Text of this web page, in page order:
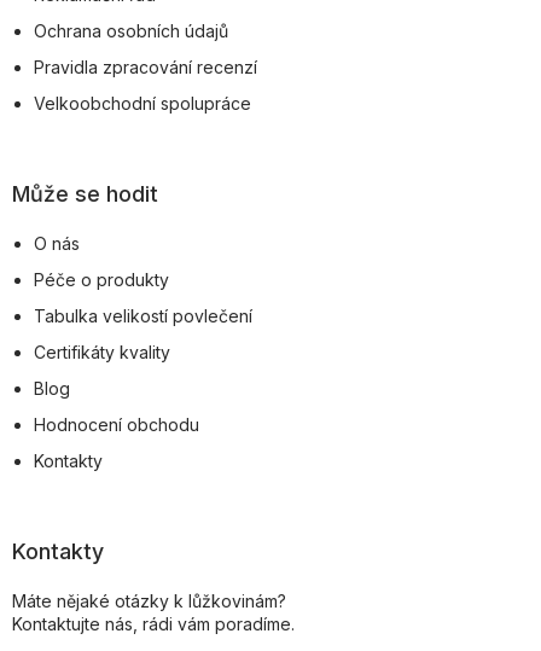
Ochrana osobních údajů
Pravidla zpracování recenzí
Velkoobchodní spolupráce
Může se hodit
O nás
Péče o produkty
Tabulka velikostí povlečení
Certifikáty kvality
Blog
Hodnocení obchodu
Kontakty
Kontakty
Máte nějaké otázky k lůžkovinám?
Kontaktujte nás, rádi vám poradíme.